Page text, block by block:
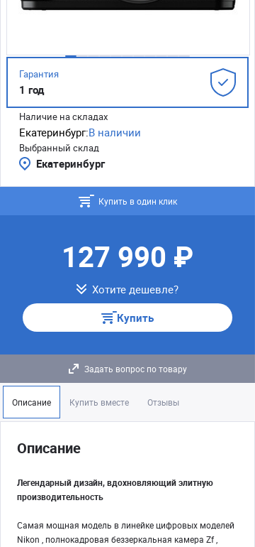
Гарантия
1 год
Наличие на складах
Екатеринбург:В наличии
Выбранный склад
Екатеринбург
Купить в один клик
127 990 ₽
Хотите дешевле?
Купить
Задать вопрос по товару
Описание Купить вместе Отзывы
Описание
Легендарный дизайн, вдохновляющий элитную
производительность
Самая мощная модель в линейке цифровых моделей
Nikon , полнокадровая беззеркальная камера Zf ,